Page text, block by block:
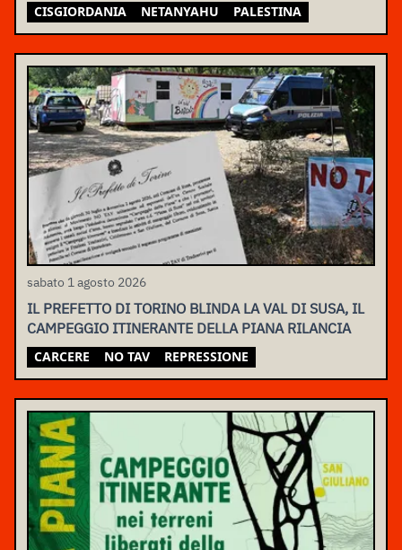
CISGIORDANIA NETANYAHU PALESTINA
sabato 1 agosto 2026
IL PREFETTO DI TORINO BLINDA LA VAL DI SUSA, IL
CAMPEGGIO ITINERANTE DELLA PIANA RILANCIA
CARCERE NO TAV REPRESSIONE